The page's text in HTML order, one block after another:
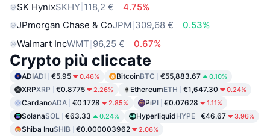
SK HynixSKHY 118,2 €
4.75%
JPmorgan Chase & CoJPM 309,68 €
0.53%
Walmart IncWMT 96,25 € 0.67%
Crypto più cliccate
ADIADI €5.95 0.46% BitcoinBTC €55,883.67 0.10%
XRPXRP €0.8775 2.26% EthereumETH €1,647.30 0.24%
CardanoADA €0.1728 2.85% PiPI €0.07628 1.11%
SolanaSOL €63.33 0.24% HyperliquidHYPE €46.67 3.96%
Shiba InuSHIB €0.000003962 2.06%